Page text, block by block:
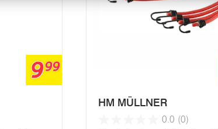
999
HM MÜLLNER
0.0 (0)